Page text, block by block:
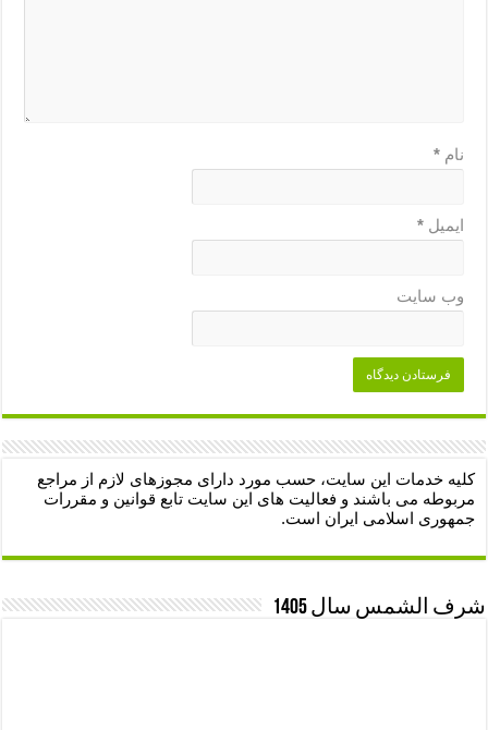
نام*
ایمیل*
وب‌ سایت
کلیه خدمات این سایت، حسب مورد دارای مجوزهای لازم از مراجع
مربوطه می باشند و فعالیت های این سایت تابع قوانین و مقررات
جمهوری اسلامی ایران است.
شرف الشمس سال 1405